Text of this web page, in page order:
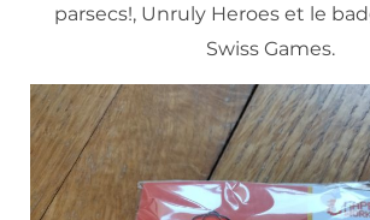
parsecs!, Unruly Heroes et le
Swiss Games.